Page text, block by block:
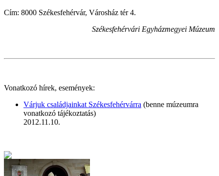
Cím: 8000 Székesfehérvár, Városház tér 4.
Székesfehérvári Egyházmegyei Múzeum
Vonatkozó hírek, események:
Várjuk családjainkat Székesfehérvárra (benne múzeumra
vonatkozó tájékoztatás)
2012.11.10.